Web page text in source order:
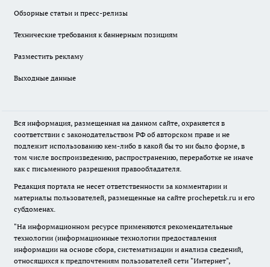
Обзорные статьи и пресс-релизы
Технические требования к баннерным позициям
Разместить рекламу
Выходные данные
Вся информация, размещенная на данном сайте, охраняется в
соответствии с законодательством РФ об авторском праве и не
подлежит использованию кем-либо в какой бы то ни было форме, в
том числе воспроизведению, распространению, переработке не иначе
как с письменного разрешения правообладателя.
Редакция портала не несет ответственности за комментарии и
материалы пользователей, размещенные на сайте prochepetsk.ru и его
субдоменах.
"На информационном ресурсе применяются рекомендательные
технологии (информационные технологии предоставления
информации на основе сбора, систематизации и анализа сведений,
относящихся к предпочтениям пользователей сети "Интернет",